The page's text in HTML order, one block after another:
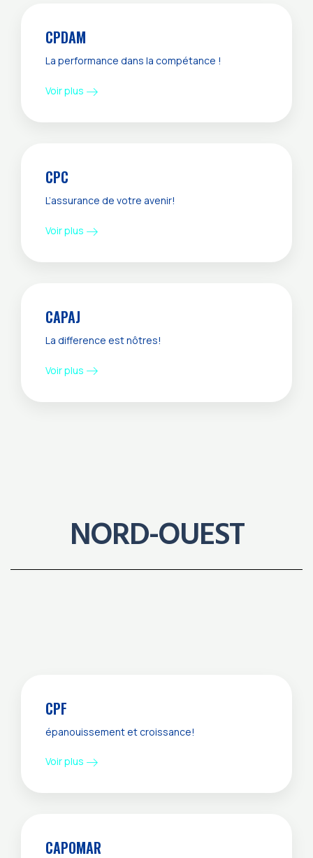
CPDAM
La performance dans la compétance !
Voir plus
CPC
L’assurance de votre avenir!
Voir plus
CAPAJ
La difference est nôtres!
Voir plus
NORD-OUEST
CPF
épanouissement et croissance!
Voir plus
CAPOMAR